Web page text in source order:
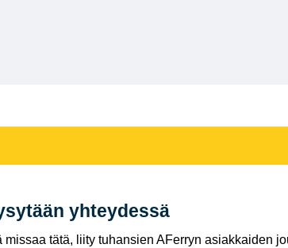
yhteydessä
missaa tätä, liity tuhansien AFerryn asiakkaiden